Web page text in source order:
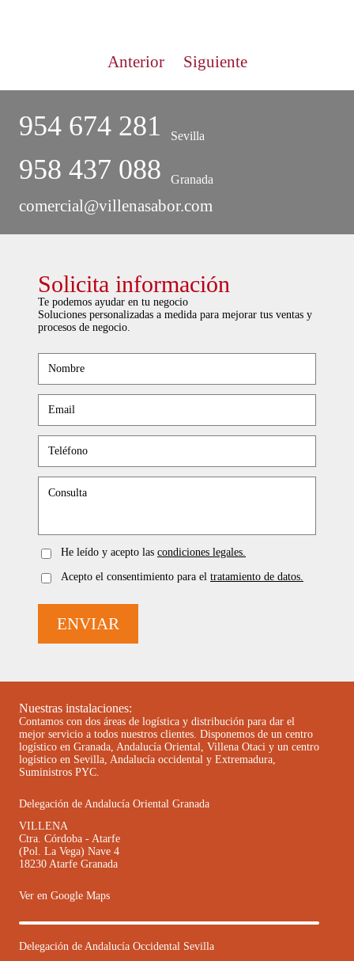
Anterior Siguiente
954 674 281 Sevilla
958 437 088 Granada
comercial@villenasabor.com
Solicita información
Te podemos ayudar en tu negocio
Soluciones personalizadas a medida para mejorar tus ventas y
procesos de negocio.
He leído y acepto las condiciones legales.
Acepto el consentimiento para el tratamiento de datos.
ENVIAR
Nuestras instalaciones:
Contamos con dos áreas de logística y distribución para dar el
mejor servicio a todos nuestros clientes. Disponemos de un centro
logístico en Granada, Andalucía Oriental, Villena Otaci y un centro
logístico en Sevilla, Andalucía occidental y Extremadura,
Suministros PYC.
Delegación de Andalucía Oriental Granada
VILLENA
Ctra. Córdoba - Atarfe
(Pol. La Vega) Nave 4
18230 Atarfe Granada
Ver en Google Maps
Delegación de Andalucía Occidental Sevilla